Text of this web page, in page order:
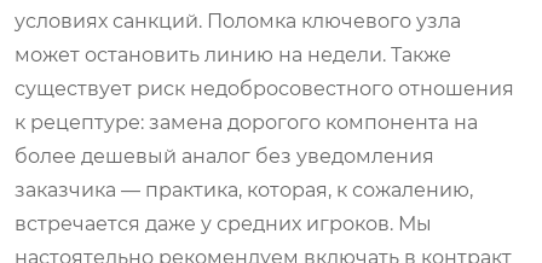
условиях санкций. Поломка ключевого узла
может остановить линию на недели. Также
существует риск недобросовестного отношения
к рецептуре: замена дорогого компонента на
более дешевый аналог без уведомления
заказчика — практика, которая, к сожалению,
встречается даже у средних игроков. Мы
настоятельно рекомендуем включать в контракт